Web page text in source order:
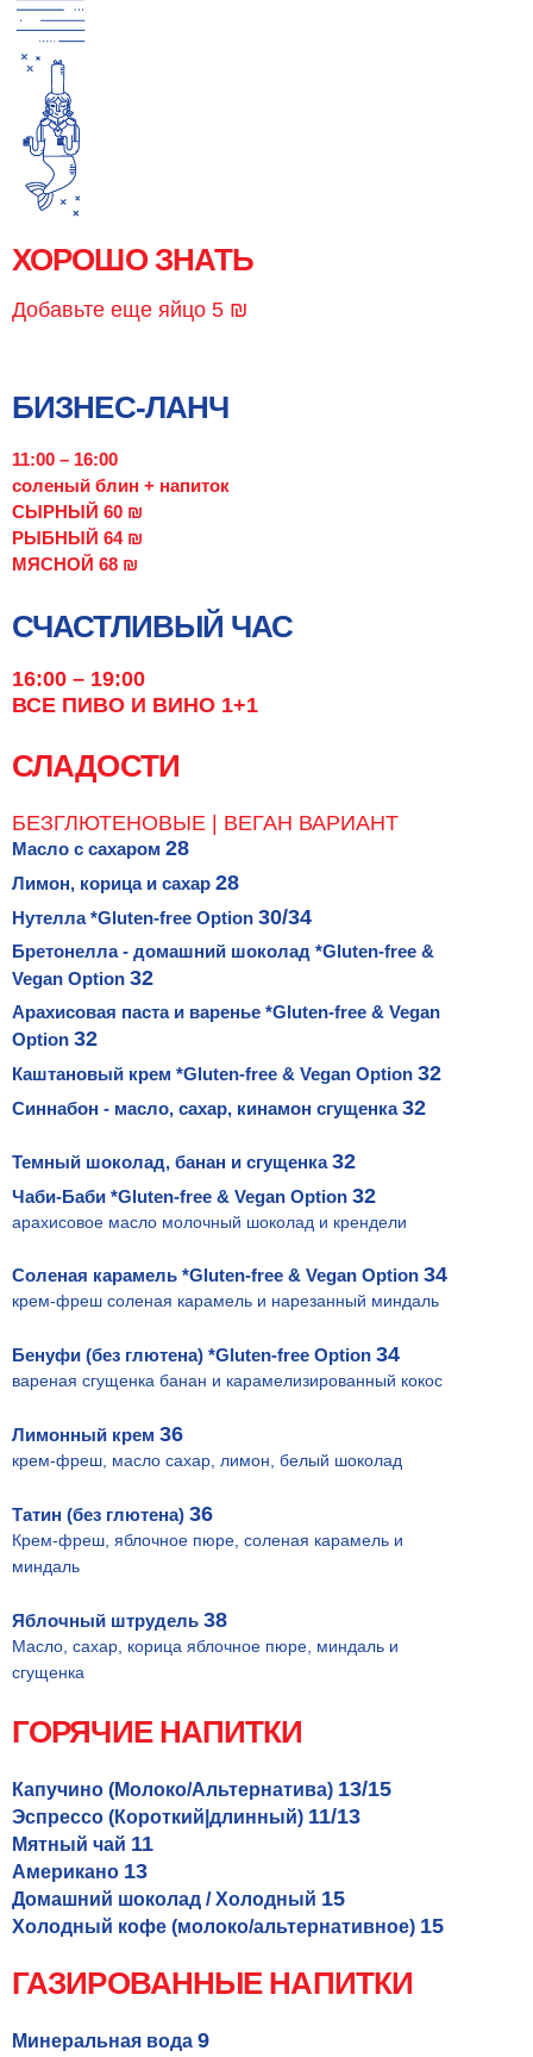
ХОРОШО ЗНАТЬ
Добавьте еще яйцо 5 ₪
БИЗНЕС-ЛАНЧ
11:00 – 16:00
соленый блин + напиток
СЫРНЫЙ 60 ₪
РЫБНЫЙ 64 ₪
МЯСНОЙ 68 ₪
СЧАСТЛИВЫЙ ЧАС
16:00 – 19:00
ВСЕ ПИВО И ВИНО 1+1
СЛАДОСТИ
БЕЗГЛЮТЕНОВЫЕ | ВЕГАН ВАРИАНТ
Масло с сахаром
Лимон, корица и сахар
Нутелла *Gluten-free Option30/34
Бретонелла - домашний шоколад *Gluten-free &
Vegan Option
Арахисовая паста и варенье *Gluten-free & Vegan
Option
Каштановый крем *Gluten-free & Vegan Option
Синнабон - масло, сахар, кинамон сгущенка
Темный шоколад, банан и сгущенка
Чаби-Баби *Gluten-free & Vegan Option
арахисовое масло молочный шоколад и крендели
Соленая карамель *Gluten-free & Vegan Option
крем-фреш соленая карамель и нарезанный миндаль
Бенуфи (без глютена) *Gluten-free Option
вареная сгущенка банан и карамелизированный кокос
Лимонный крем
крем-фреш, масло сахар, лимон, белый шоколад
Татин (без глютена)
Крем-фреш, яблочное пюре, соленая карамель и
миндаль
Яблочный штрудель
Масло, сахар, корица яблочное пюре, миндаль и
сгущенка
ГОРЯЧИЕ НАПИТКИ
Капучино (Молоко/Альтернатива)13/15
Эспрессо (Короткий|длинный)11/13
Мятный чай
Американо
Домашний шоколад / Холодный
Холодный кофе (молоко/альтернативное)
ГАЗИРОВАННЫЕ НАПИТКИ
Минеральная вода